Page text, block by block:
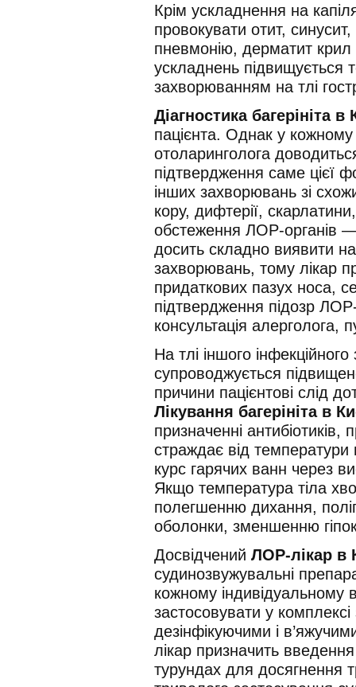
Крім ускладнення на
провокувати отит, синусит,
пневмонію, дерматит
ускладнень підвищується
захворюванням на тлі
Діагностика багерініта в
пацієнта. Однак у
отоларинголога
підтвердження саме цієї
інших захворювань зі
кору, дифтерії,
обстеження ЛОР-органів —
досить складно виявити
захворювань, тому лікар
придаткових пазух носа,
підтвердження підозр
консультація алерголога,
На тлі іншого
супроводжується
причини пацієнтові слід
Лікування багерініта в
призначенні антибіотиків,
страждає від температури
курс гарячих ванн через
Якщо температура тіла
полегшенню дихання,
оболонки, зменшенню
Досвідчений ЛОР-лікар в
судинозвужувальні
кожному індивідуальному
застосовувати у
дезінфікуючими і
лікар призначить
турундах для досягнення